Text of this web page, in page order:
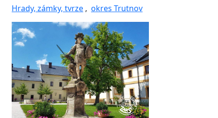
Hrady, zámky, tvrze , okres Trutnov